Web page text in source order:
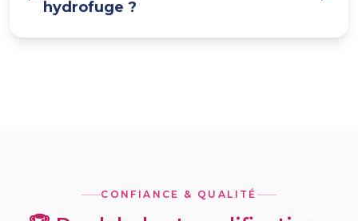
hydrofuge ?
CONFIANCE & QUALITÉ